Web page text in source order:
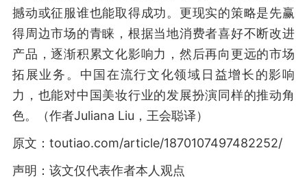
撼动或征服谁也能取得成功。更现实的策略是先赢
得周边市场的青睐，根据当地消费者喜好不断改进
产品，逐渐积累文化影响力，然后再向更远的市场
拓展业务。中国在流行文化领域日益增长的影响
力，也能对中国美妆行业的发展扮演同样的推动角
色。（作者Juliana Liu，王会聪译）
原文：toutiao.com/article/1870107497482252/
声明：该文仅代表作者本人观点